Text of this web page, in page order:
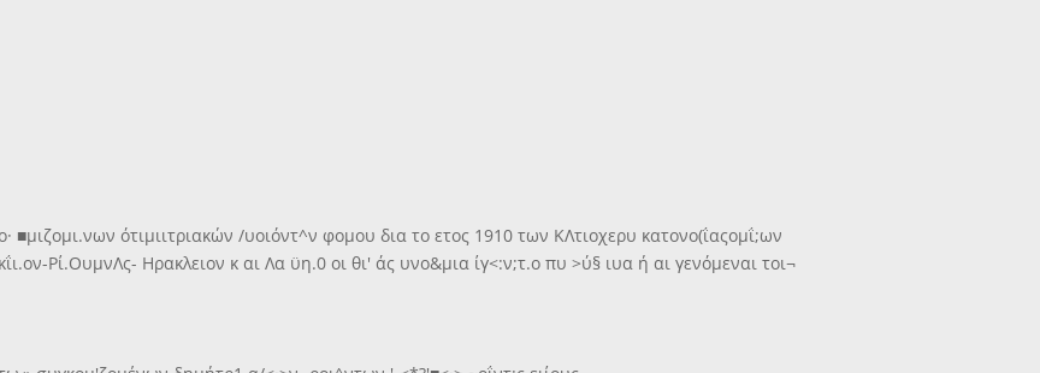
ότιμιιτριακών /υοιόντ^ν φομου δια το ετος 1910 των ΚΛτιοχερυ κατονο(ΐαςομΐ;ων
Ρί.ΟυμνΛς- Ηρακλειον κ αι Λα ϋη.0 οι θι' άς υνο&μια ίγ<:ν;τ.ο πυ >ύ§ ιυα ή αι γενόμεναι τοι¬